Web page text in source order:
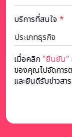
บริการที่สนใจ
เมื่อคลิก "ยืนยัน"
ของคุณไปจัดการ
และยินดีรับข่าวส